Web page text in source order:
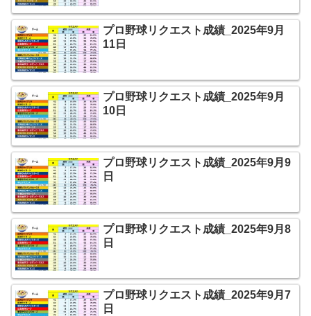
プロ野球リクエスト成績_2025年9月
11日
プロ野球リクエスト成績_2025年9月
10日
プロ野球リクエスト成績_2025年9月9
日
プロ野球リクエスト成績_2025年9月8
日
プロ野球リクエスト成績_2025年9月7
日